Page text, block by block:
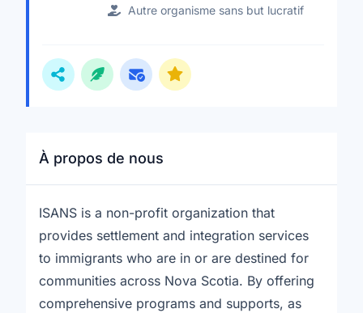
Autre organisme sans but lucratif
À propos de nous
ISANS is a non-profit organization that
provides settlement and integration services
to immigrants who are in or are destined for
communities across Nova Scotia. By offering
comprehensive programs and supports, as